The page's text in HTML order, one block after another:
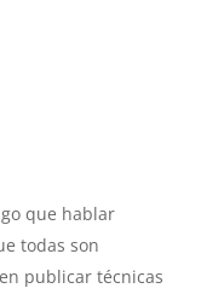
que hablar
todas son
publicar técnicas